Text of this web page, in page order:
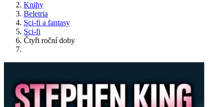
Knihy
Beletria
Sci-fi a fantasy
Sci-fi
Čtyři roční doby